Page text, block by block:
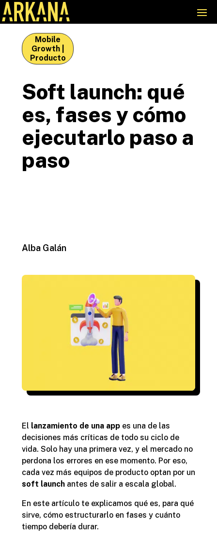
Mobile
Growth|
Producto
Soft launch: qué
es, fases y cómo
ejecutarlo paso a
paso
Alba Galán
El lanzamiento de una app es una de las
decisiones más críticas de todo su ciclo de
vida. Solo hay una primera vez, y el mercado no
perdona los errores en ese momento. Por eso,
cada vez más equipos de producto optan por un
soft launchantes de salir a escala global.
En este artículo te explicamos qué es, para qué
sirve, cómo estructurarlo en fases y cuánto
tiempo debería durar.